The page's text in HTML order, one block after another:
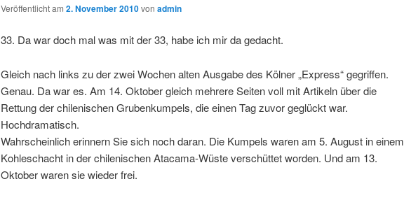
Veröffentlicht am 2. November 2010von admin
33. Da war doch mal was mit der 33, habe ich mir da gedacht.
Gleich nach links zu der zwei Wochen alten Ausgabe des Kölner „Express“ gegriffen.
Genau. Da war es. Am 14. Oktober gleich mehrere Seiten voll mit Artikeln über die
Rettung der chilenischen Grubenkumpels, die einen Tag zuvor geglückt war.
Hochdramatisch.
Wahrscheinlich erinnern Sie sich noch daran. Die Kumpels waren am 5. August in einem
Kohleschacht in der chilenischen Atacama-Wüste verschüttet worden. Und am 13.
Oktober waren sie wieder frei.